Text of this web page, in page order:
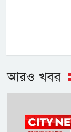
আরও খবর